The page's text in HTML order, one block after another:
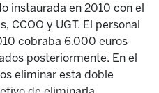
instaurada en 2010 con el
CCOO y UGT. El personal
cobraba 6.000 euros
posteriormente. En el
eliminar esta doble